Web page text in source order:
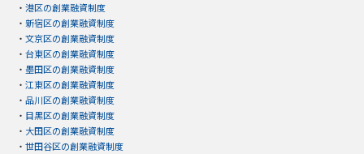
・ 港区の創業融資制度
・ 新宿区の創業融資制度
・ 文京区の創業融資制度
・ 台東区の創業融資制度
・ 墨田区の創業融資制度
・ 江東区の創業融資制度
・ 品川区の創業融資制度
・ 目黒区の創業融資制度
・ 大田区の創業融資制度
・ 世田谷区の創業融資制度